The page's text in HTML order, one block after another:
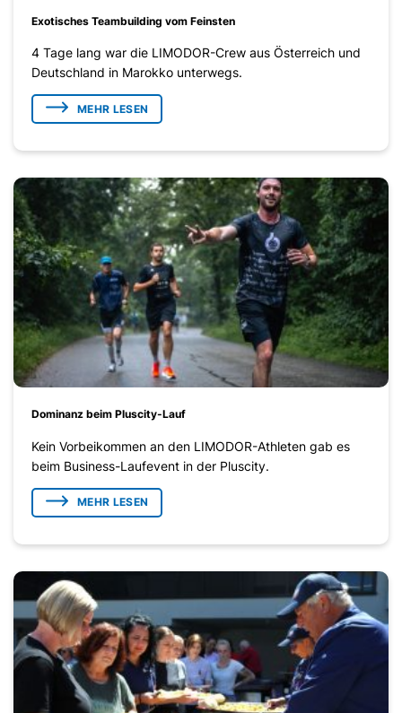
Exotisches Teambuilding vom Feinsten
4 Tage lang war die LIMODOR-Crew aus Österreich und
Deutschland in Marokko unterwegs.
MEHR LESEN
Dominanz beim Pluscity-Lauf
Kein Vorbeikommen an den LIMODOR-Athleten gab es
beim Business-Laufevent in der Pluscity.
MEHR LESEN